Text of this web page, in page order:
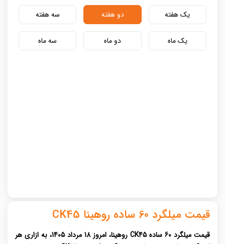
یک هفته دو هفته سه هفته
یک ماه دو ماه سه ماه
قیمت میلگرد 60 ساده روهینا CK45
قیمت میلگرد 60 ساده CK45 روهینا، امروز 18 مرداد 1405، به ازاری هر